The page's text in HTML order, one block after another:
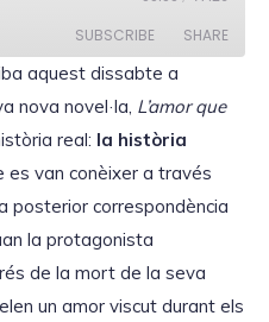
SUBSCRIBE SHARE
aquest dissabte a
nova novel·la, L’amor que
real: la història
es van conèixer a través
posterior correspondència
la protagonista
de la mort de la seva
un amor viscut durant els